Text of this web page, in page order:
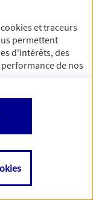
notre page de
cookies et traceurs
permettent
d'intérêts, des
de nos
comme de